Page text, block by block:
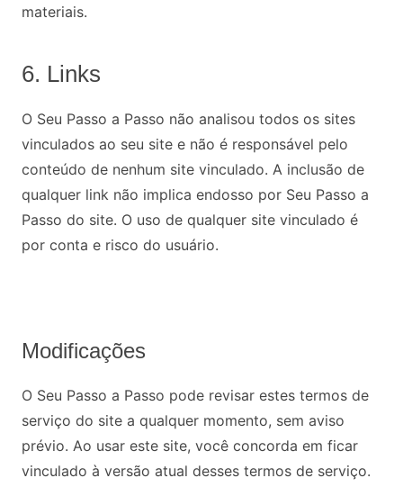
materiais.
6. Links
O Seu Passo a Passo não analisou todos os sites
vinculados ao seu site e não é responsável pelo
conteúdo de nenhum site vinculado. A inclusão de
qualquer link não implica endosso por Seu Passo a
Passo do site. O uso de qualquer site vinculado é
por conta e risco do usuário.
Modificações
O Seu Passo a Passo pode revisar estes termos de
serviço do site a qualquer momento, sem aviso
prévio. Ao usar este site, você concorda em ficar
vinculado à versão atual desses termos de serviço.